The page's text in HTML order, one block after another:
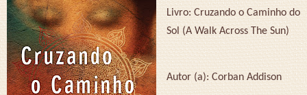
Livro: Cruzando o Caminho do
Sol (A Walk Across The Sun)
Autor (a): Corban Addison